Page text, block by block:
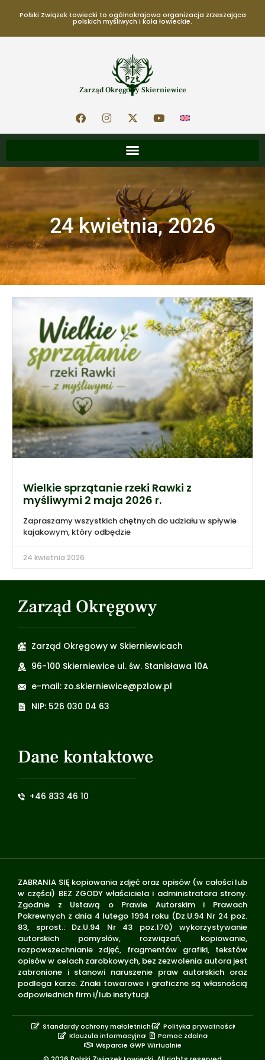
Polski Związek Łowiecki to ogólnokrajowa organizacja zrzeszająca
polskich myśliwych i koła łowieckie.
Zarząd Okręgowy Skierniewice
24 kwietnia, 2026
Wielkie sprzątanie rzeki Rawki z
myśliwymi 2 maja 2026 r.
Zapraszamy wszystkich chętnych do udziału w spływie
kajakowym, który odbędzie
24 kwietnia 2026
Zarząd Okręgowy
Zarząd Okręgowy w Skierniewicach
96-100 Skierniewice ul. św. Stanisława 10A
e-mail: zo.skierniewice@pzlow.pl
NIP: 526 030 04 63
Dane kontaktowe
+46 833 46 10
ZABRANIA SIĘ kopiowania zdjęć oraz opisów (w całości lub
w części) BEZ ZGODY właściciela i administratora strony.
Zgodnie z Ustawą o Prawie Autorskim i Prawach
Pokrewnych z dnia 4 lutego 1994 roku (Dz.U.94 Nr 24 poz.
83, sprost.: Dz.U.94 Nr 43 poz.170) wykorzystywanie
autorskich pomysłów, rozwiązań, kopiowanie,
rozpowszechnianie zdjęć, fragmentów grafiki, tekstów
opisów w celach zarobkowych, bez zezwolenia autora jest
zabronione i stanowi naruszenie praw autorskich oraz
podlega karze. Znaki towarowe i graficzne są własnością
odpowiednich firm i/lub instytucji.
Standardy ochrony małoletnich
Polityka prywatności
Klauzula informacyjna
Pomoc zdalna
Wsparcie GWP Wirtualnie